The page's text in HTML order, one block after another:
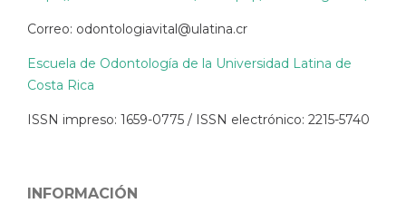
Correo: odontologiavital@ulatina.cr
Escuela de Odontología de la Universidad Latina de
Costa Rica
ISSN impreso: 1659-0775 / ISSN electrónico: 2215-5740
INFORMACIÓN